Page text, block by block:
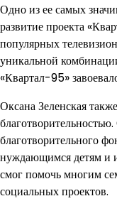
Одно из ее самых
развитие проекта
популярных
уникальной
«Квартал-95»
Оксана Зеленская
благотворительного
нуждающимся детям и
смог помочь многим
социальных проектов.